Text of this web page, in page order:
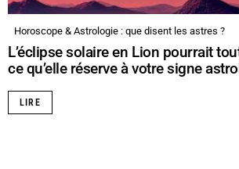
Horoscope & Astrologie : que disent les astres ?
L’éclipse solaire en Lion pourrait
ce qu’elle réserve à votre signe
LIRE